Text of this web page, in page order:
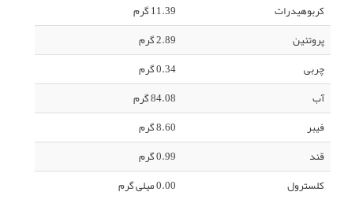
کربوهیدرات
11.39 گرم
پروتئین
2.89 گرم
چربی
0.34 گرم
آب
84.08 گرم
فیبر
8.60 گرم
قند
0.99 گرم
کلسترول
0.00 میلی گرم